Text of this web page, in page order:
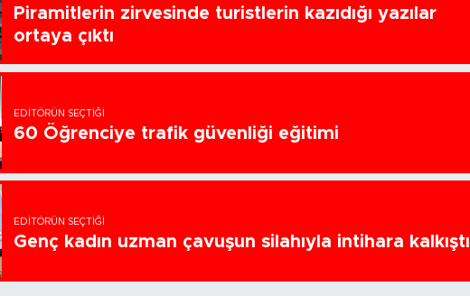
Piramitlerin zirvesinde turistlerin kazıdığı yazılar
ortaya çıktı
EDITÖRÜN SEÇTIĞI
60 Öğrenciye trafik güvenliği eğitimi
EDITÖRÜN SEÇTIĞI
Genç kadın uzman çavuşun silahıyla intihara kalkıştı